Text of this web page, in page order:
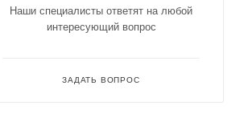
Наши специалисты ответят на любой
интересующий вопрос
ЗАДАТЬ ВОПРОС